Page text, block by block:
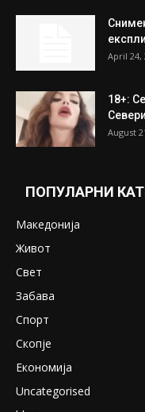
April 24,
18+:
August
ПОПУЛАРНИ
Македонија
Живот
Свет
Забава
Спорт
Скопје
Економија
Uncategorised